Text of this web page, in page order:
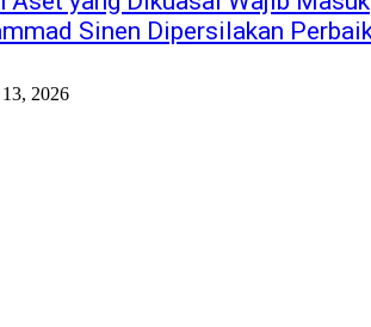
Sinen Dipersilakan
2026